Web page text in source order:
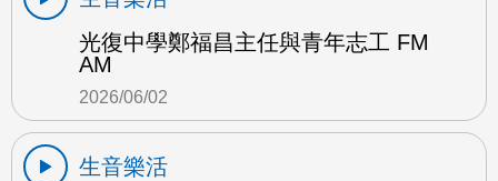
光復中學鄭福昌主任與青年志工 FM
AM
2026/06/02
生音樂活